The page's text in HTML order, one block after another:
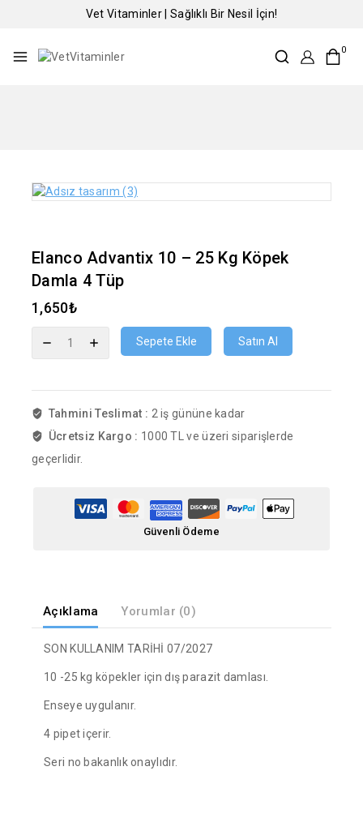
Vet Vitaminler | Sağlıklı Bir Nesil İçin!
0
Elanco Advantix 10 – 25 Kg Köpek
Damla 4 Tüp
1,650₺
Sepete Ekle Satın Al
Tahmini Teslimat : 2 iş gününe kadar
Ücretsiz Kargo : 1000 TL ve üzeri siparişlerde
geçerlidir.
Güvenli Ödeme
Açıklama Yorumlar (0)
SON KULLANIM TARİHİ 07/2027
10 -25 kg köpekler için dış parazit damlası.
Enseye uygulanır.
4 pipet içerir.
Seri no bakanlık onaylıdır.